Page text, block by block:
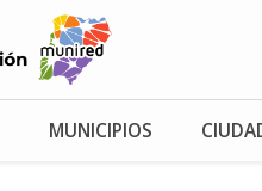
MUNICIPIOS